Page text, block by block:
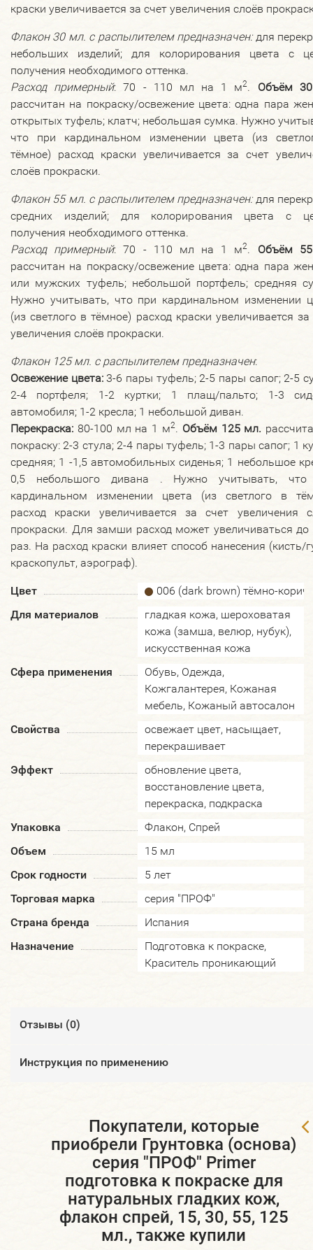
краски увеличивается за счет увеличения слоёв
Флакон 30 мл. с распылителем предназначен:для
небольших изделий; для колорирования цвета с
получения необходимого оттенка.
Расход примерный: 70 - 110 мл на 1 м2. Объём
рассчитан на покраску/освежение цвета: одна пара
открытых туфель; клатч; небольшая сумка. Нужно
что при кардинальном изменении цвета (из
тёмное) расход краски увеличивается за счет
слоёв прокраски.
Флакон 55 мл. с распылителемпредназначен:для
средних изделий; для колорирования цвета с
получения необходимого оттенка.
Расход примерный: 70 - 110 мл на 1 м2. Объём
рассчитан на покраску/освежение цвета: одна пара
или мужских туфель; небольшой портфель; средняя
Нужно учитывать, что при кардинальном изменении
(из светлого в тёмное) расход краски увеличивается за
увеличения слоёв прокраски.
Флакон 125 мл. с распылителем предназначен:
Освежение цвета:3-6 пары туфель; 2-5 пары сапог; 2-5
2-4 портфеля; 1-2 куртки; 1 плащ/пальто; 1-3
автомобиля; 1-2 кресла; 1 небольшой диван.
Перекраска: 80-100 мл на 1 м2. Объём 125 мл.
покраску: 2-3 стула; 2-4 пары туфель; 1-3 пары сапог; 1
средняя; 1 -1,5 автомобильных сиденья; 1 небольшое
0,5 небольшого дивана . Нужно учитывать, что
кардинальном изменении цвета (из светлого в
расход краски увеличивается за счет увеличения
прокраски. Для замши расход может увеличиваться до
раз. На расход краски влияет способ нанесения (кисть/
краскопульт, аэрограф).
Цвет
006 (dark brown) тёмно-
Для материалов
гладкая кожа, шероховатая
кожа (замша, велюр, нубук),
искусственная кожа
Сфера применения
Обувь, Одежда,
Кожгалантерея, Кожаная
мебель, Кожаный автосалон
Свойства
освежает цвет, насыщает,
перекрашивает
Эффект
обновление цвета,
восстановление цвета,
перекраска, подкраска
Упаковка
Флакон, Спрей
Объем
15 мл
Срок годности
5 лет
Торговая марка
серия "ПРОФ"
Страна бренда
Испания
Назначение
Подготовка к покраске,
Краситель проникающий
Отзывы (0)
​Инструкция по применению
Покупатели, которые
приобрели Грунтовка (основа)
серия "ПРОФ" Primer
подготовка к покраске для
натуральных гладких кож,
флакон спрей, 15, 30, 55, 125
мл., также купили